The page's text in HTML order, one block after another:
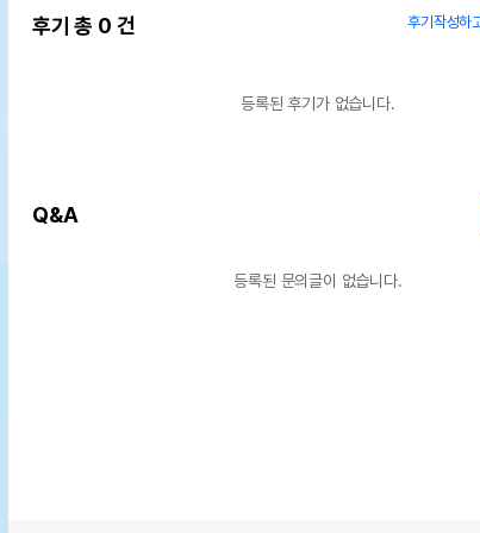
후기 총 0 건 후기작성하
등록된 후기가 없습니다.
Q&A
등록된 문의글이 없습니다.